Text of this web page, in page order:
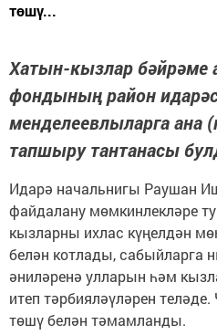
төшү...
Хатын-кызлар бәйрәме
фондының район
менделеевлыларга ана
тапшыру тантанасы
Идарә начальнигы Раушан
файдалану мөмкинлекләре
кызларны ихлас күңелдән
белән котлады, сабыйларга
әниләренә улларын һәм
итеп тәрбияләүләрен
төшү белән тәмамланды.